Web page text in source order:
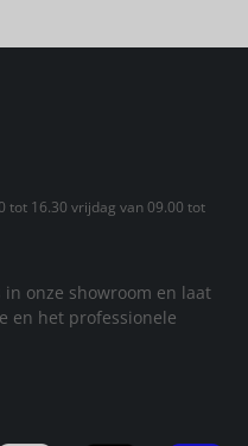
tot 16.30 vrijdag van 09.00 tot
in onze showroom en laat
en het professionele